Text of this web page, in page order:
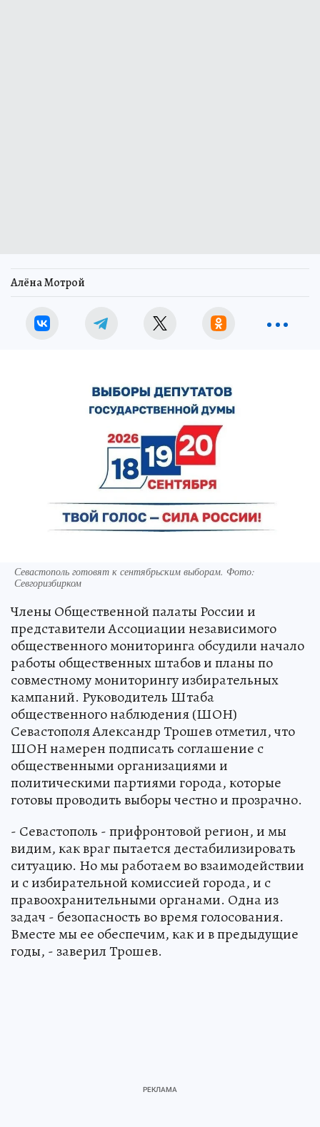
Алёна Мотрой
Севастополь готовят к сентябрьским выборам. Фото:
Севгоризбирком
Члены Общественной палаты России и
представители Ассоциации независимого
общественного мониторинга обсудили начало
работы общественных штабов и планы по
совместному мониторингу избирательных
кампаний. Руководитель Штаба
общественного наблюдения (ШОН)
Севастополя Александр Трошев отметил, что
ШОН намерен подписать соглашение с
общественными организациями и
политическими партиями города, которые
готовы проводить выборы честно и прозрачно.
- Севастополь - прифронтовой регион, и мы
видим, как враг пытается дестабилизировать
ситуацию. Но мы работаем во взаимодействии
и с избирательной комиссией города, и с
правоохранительными органами. Одна из
задач - безопасность во время голосования.
Вместе мы ее обеспечим, как и в предыдущие
годы, - заверил Трошев.